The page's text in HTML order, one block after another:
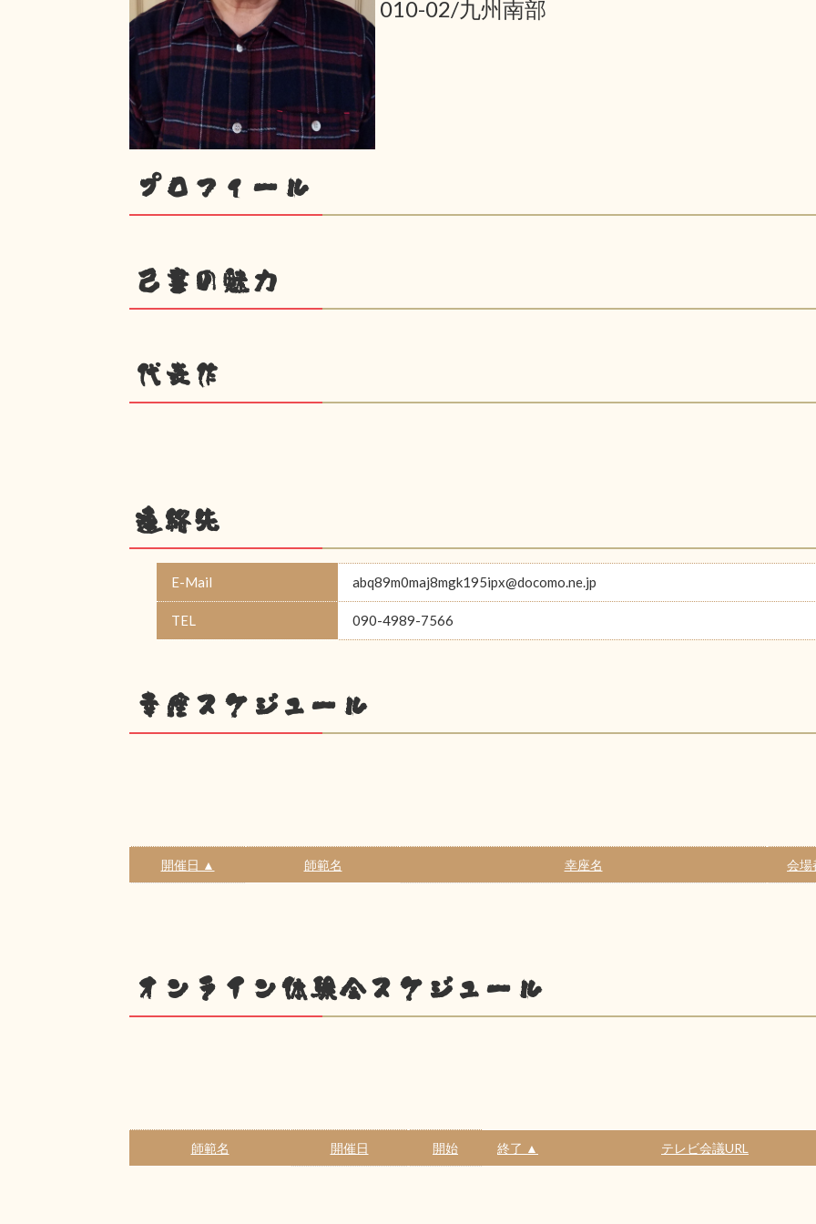
010-02/九州南部
プロフィール
己書の魅力
代表作
連絡先
E-Mail abq89m0maj8mgk195ipx@docomo.ne.jp
TEL 090-4989-7566
幸座スケジュール
開催日 ▲ 師範名 幸座名 会場
オンライン体験会スケジュール
師範名 開催日 開始 終了 ▲ テレビ会議URL